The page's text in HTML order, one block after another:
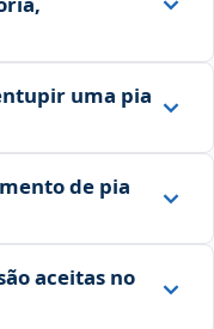
uma pia
de pia
aceitas no